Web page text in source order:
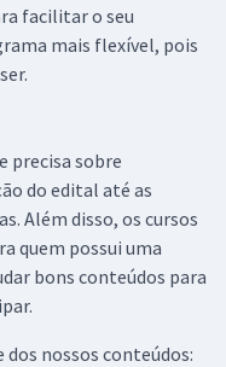
facilitar o seu
mais flexível, pois
precisa sobre
do edital até as
Além disso, os cursos
quem possui uma
bons conteúdos para
nossos conteúdos: